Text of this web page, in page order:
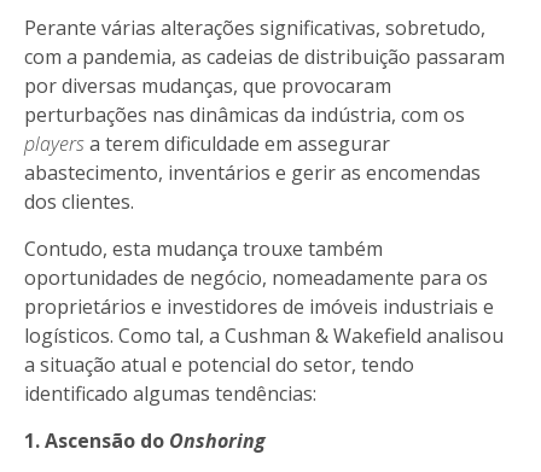
Perante várias alterações significativas, sobretudo,
com a pandemia, as cadeias de distribuição passaram
por diversas mudanças, que provocaram
perturbações nas dinâmicas da indústria, com os
playersa terem dificuldade em assegurar
abastecimento, inventários e gerir as encomendas
dos clientes.
Contudo, esta mudança trouxe também
oportunidades de negócio, nomeadamente para os
proprietários e investidores de imóveis industriais e
logísticos. Como tal, a Cushman & Wakefield analisou
a situação atual e potencial do setor, tendo
identificado algumas tendências:
1. Ascensão do Onshoring